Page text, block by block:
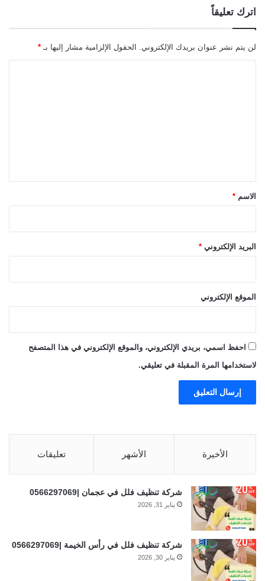
اترك تعليقاً
لن يتم نشر عنوان بريدك الإلكتروني. الحقول الإلزامية مشار إليها بـ *
*الاسم *
البريد الإلكتروني *
الموقع الإلكتروني
احفظ اسمي، بريدي الإلكتروني، والموقع الإلكتروني في هذا المتصفح
لاستخدامها المرة المقبلة في تعليقي.
الأخيرة الأشهر تعليقات
شركة تنظيف فلل في عجمان |0566297069
يناير 31, 2026
شركة تنظيف فلل في رأس الخيمة |0566297069
يناير 30, 2026